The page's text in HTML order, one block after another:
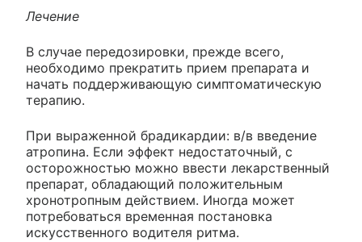
Лечение
В случае передозировки, прежде всего,
необходимо прекратить прием препарата и
начать поддерживающую симптоматическую
терапию.
При выраженной брадикардии: в/в введение
атропина. Если эффект недостаточный, с
осторожностью можно ввести лекарственный
препарат, обладающий положительным
хронотропным действием. Иногда может
потребоваться временная постановка
искусственного водителя ритма.